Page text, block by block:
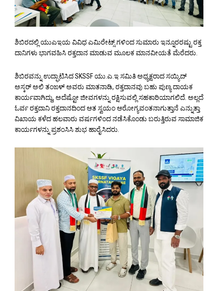
ಶಿಬಿರದಲ್ಲಿ ಯುಎಇಯ ವಿವಿಧ ಎಮಿರೇಟ್ಸ್ ಗಳಿಂದ ಸುಮಾರು ಇನ್ನೂರರಷ್ಟು ರಕ್ತ
ದಾನಿಗಳು ಭಾಗವಹಿಸಿ ರಕ್ತದಾನ ಮಾಡುವ ಮೂಲಕ ಮಾನವೀಯತೆ ಮೆರೆದರು.
ಶಿಬಿರವನ್ನು ಉದ್ಘಾಟಿಸಿದ SKSSF ಯು.ಎ.ಇ ಸಮಿತಿ ಅಧ್ಯಕ್ಷರಾದ ಸಯ್ಯಿದ್
ಅಸ್ಕರ್ ಅಲಿ ತಂಙಳ್ ಅವರು ಮಾತನಾಡಿ, ರಕ್ತದಾನವು ಬಹು ಪುಣ್ಯ ದಾಯಕ
ಕಾರ್ಯವಾಗಿದ್ದು, ಅದೆಷ್ಟೋ ಜೀವಗಳನ್ನು ರಕ್ಷಿಸುವಲ್ಲಿ ಸಹಕಾರಿಯಾಗಲಿದೆ. ಅಲ್ಲದೆ
ಓರ್ವ ರಕ್ತದಾನಿ ರಕ್ತದಾನದಿಂದ ಆತ ಸ್ವಯಂ ಆರೋಗ್ಯವಂತನಾಗುತ್ತಾನೆ ಎನ್ನುತ್ತಾ
ವಿಖಾಯ ಕಳೆದ ಹಲವಾರು ವರ್ಷಗಳಿಂದ ನಡೆಸಿಕೊಂಡು ಬರುತ್ತಿರುವ ಸಾಮಾಜಿಕ
ಕಾರ್ಯಗಳನ್ನು ಪ್ರಶಂಸಿಸಿ ಶುಭ ಹಾರೈಸಿದರು.